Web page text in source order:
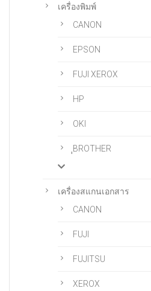
เครื่องพิมพ์
CANON
EPSON
FUJI XEROX
HP
OKI
ฺฺBROTHER
เครื่องสแกนเอกสาร
CANON
FUJI
FUJITSU
XEROX